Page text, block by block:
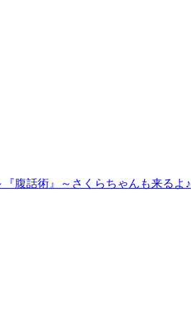
話術』～さくらちゃんも来るよ♪